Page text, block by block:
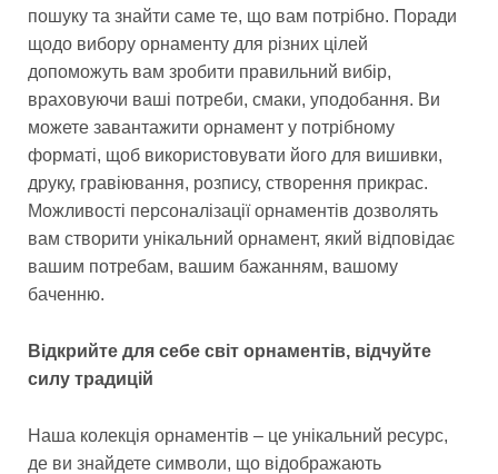
пошуку та знайти саме те, що вам потрібно. Поради
щодо вибору орнаменту для різних цілей
допоможуть вам зробити правильний вибір,
враховуючи ваші потреби, смаки, уподобання. Ви
можете завантажити орнамент у потрібному
форматі, щоб використовувати його для вишивки,
друку, гравіювання, розпису, створення прикрас.
Можливості персоналізації орнаментів дозволять
вам створити унікальний орнамент, який відповідає
вашим потребам, вашим бажанням, вашому
баченню.
Відкрийте для себе світ орнаментів, відчуйте
силу традицій
Наша колекція орнаментів – це унікальний ресурс,
де ви знайдете символи, що відображають